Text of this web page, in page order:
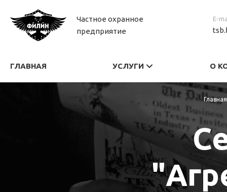
Частное охранное
предприятие
E-
ГЛАВНАЯ УСЛУГИ О
Главная